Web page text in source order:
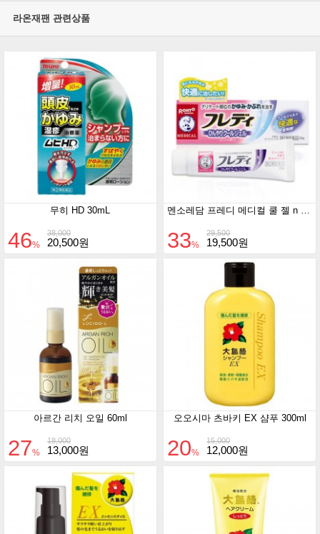
라온재팬 관련상품
무히 HD 30mL
38,000
46% 20,500원
멘소레담 프레디 메디컬 쿨 젤 n 22g
29,500
33% 19,500원
아르간 리치 오일 60ml
18,000
27% 13,000원
오오시마 츠바키 EX 샴푸 300ml
15,000
20% 12,000원